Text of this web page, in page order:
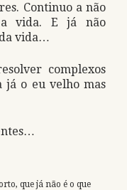
Continuo a não
vida. E já não
vida…
complexos
já o eu velho mas
que já não é o que